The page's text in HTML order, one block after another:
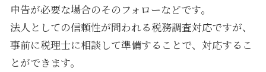
申告が必要な場合のそのフォローなどです。
法人としての信頼性が問われる税務調査対応ですが、
事前に税理士に相談して準備することで、対応するこ
とができます。